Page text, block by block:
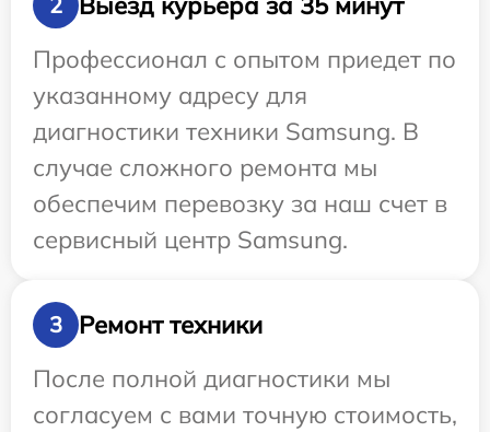
Профессионал с опытом приедет по
указанному адресу для
диагностики техники Samsung. В
случае сложного ремонта мы
обеспечим перевозку за наш счет в
сервисный центр Samsung.
3
Ремонт техники
После полной диагностики мы
согласуем с вами точную стоимость,